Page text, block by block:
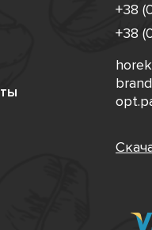
+38
+38